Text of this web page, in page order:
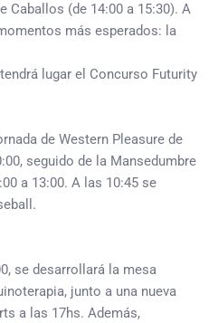
Caballos (de 14:00 a 15:30). A
más esperados: la
lugar el Concurso Futurity
de Western Pleasure de
seguido de la Mansedumbre
a 13:00. A las 10:45 se
se desarrollará la mesa
junto a una nueva
a las 17hs. Además,